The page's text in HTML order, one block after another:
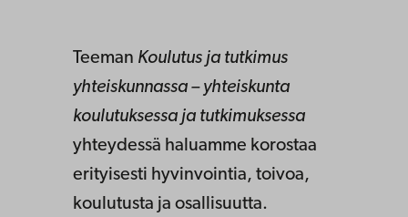
Teeman Koulutus ja tutkimus
yhteiskunnassa – yhteiskunta
koulutuksessa ja tutkimuksessa
yhteydessä haluamme korostaa
erityisesti hyvinvointia, toivoa,
koulutusta ja osallisuutta.